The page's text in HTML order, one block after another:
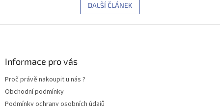
DALŠÍ ČLÁNEK
Informace pro vás
Proč právě nakoupit u nás ?
Obchodní podmínky
Podmínky ochrany osobních údajů